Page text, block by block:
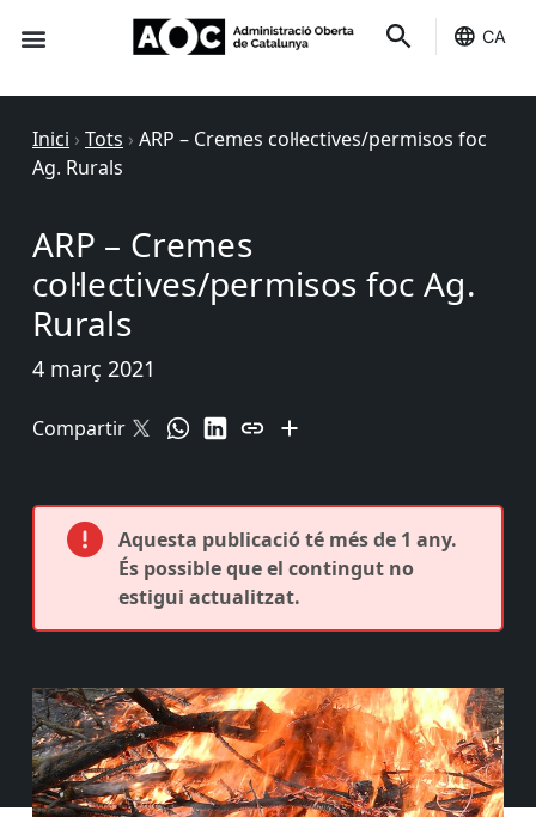
CA
Inici › Tots › ARP – Cremes col·lectives/permisos foc
Ag. Rurals
ARP – Cremes
col·lectives/permisos foc Ag.
Rurals
4 març 2021
Compartir
Aquesta publicació té més de 1 any.
És possible que el contingut no
estigui actualitzat.